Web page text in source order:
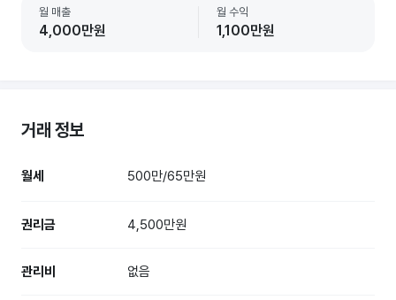
월 매출
4,000만원
월 수익
1,100만원
거래 정보
월세 500만/65만원
권리금 4,500만원
관리비 없음